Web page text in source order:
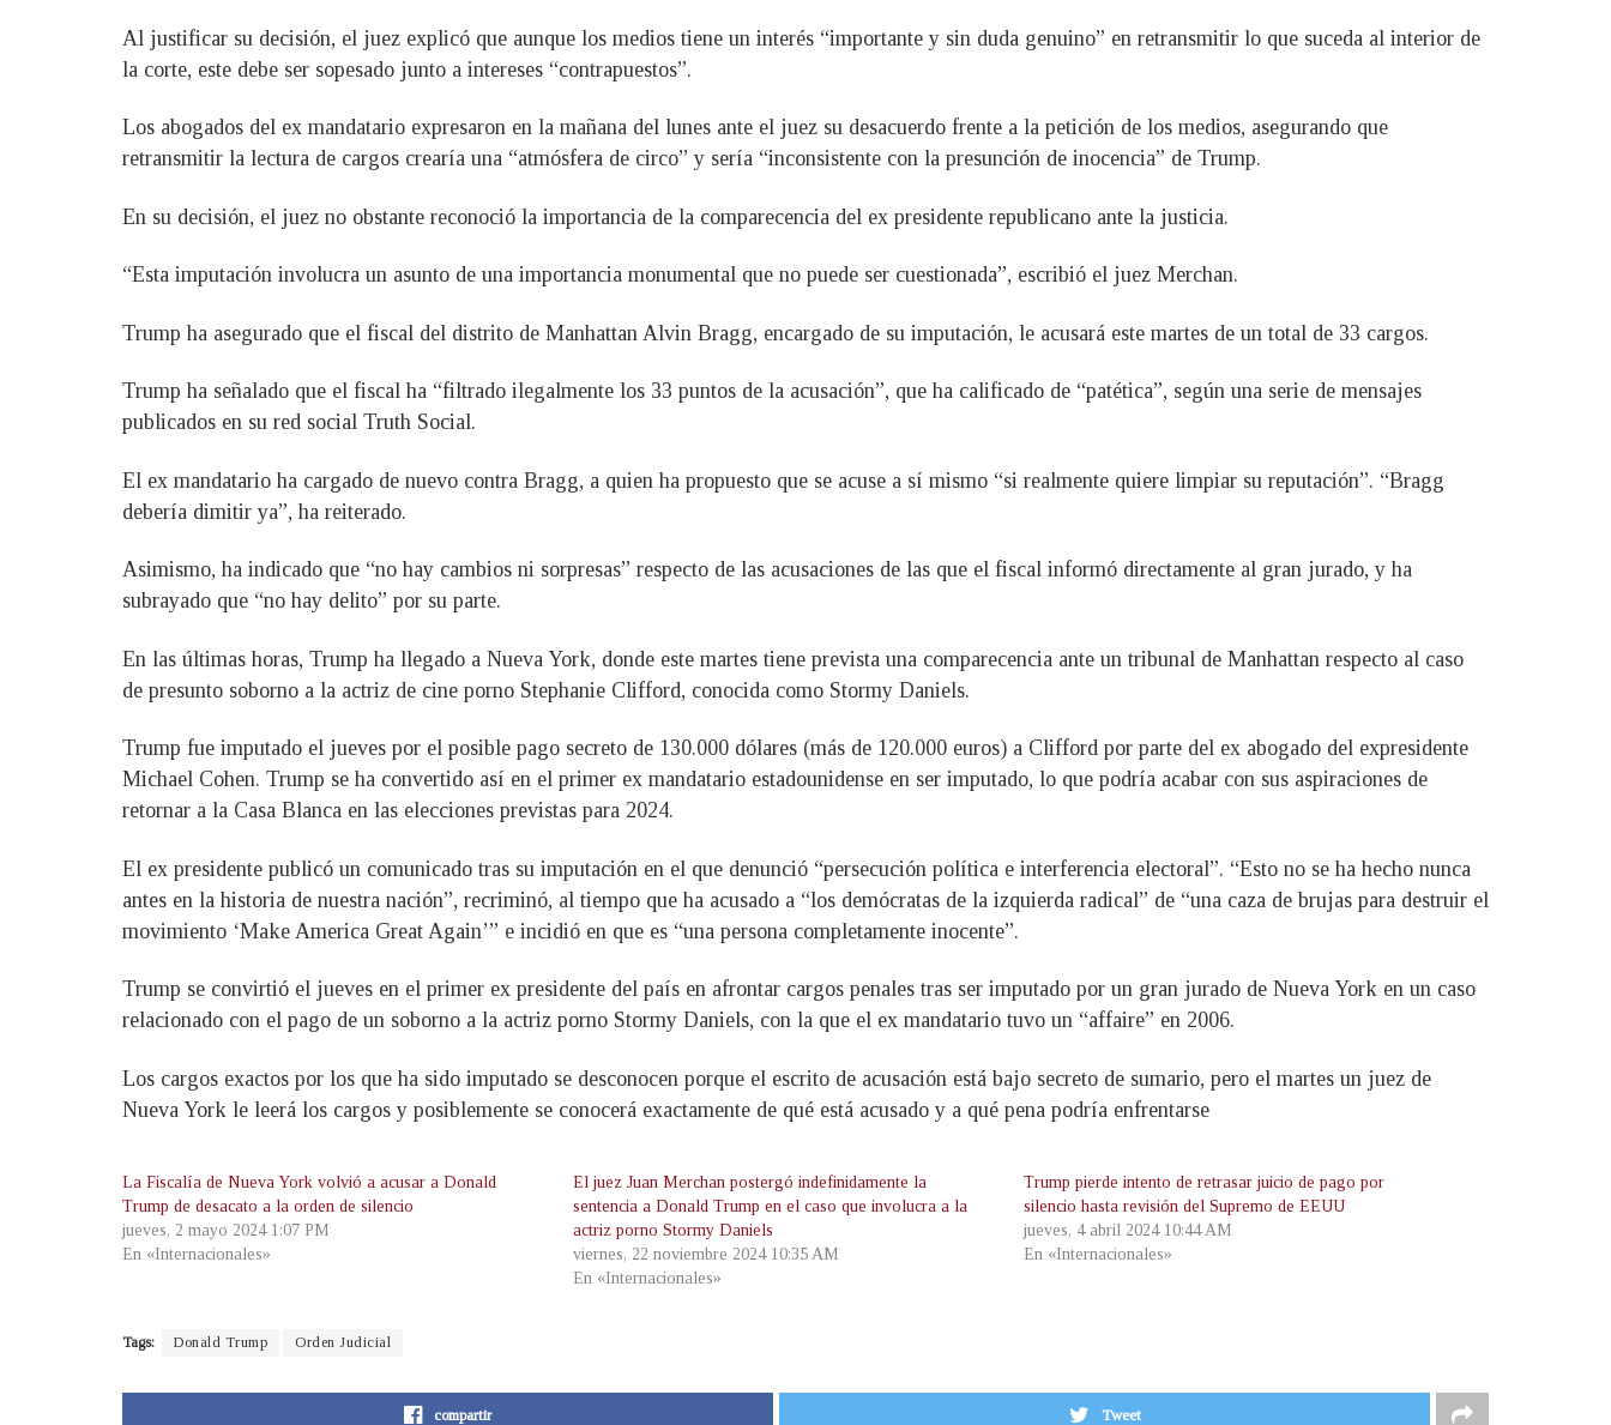
Al justificar su decisión, el juez explicó que aunque los medios tiene un interés “importante y sin duda genuino” en retransmitir lo que suceda al interior de
la corte, este debe ser sopesado junto a intereses “contrapuestos”.
Los abogados del ex mandatario expresaron en la mañana del lunes ante el juez su desacuerdo frente a la petición de los medios, asegurando que
retransmitir la lectura de cargos crearía una “atmósfera de circo” y sería “inconsistente con la presunción de inocencia” de Trump.
En su decisión, el juez no obstante reconoció la importancia de la comparecencia del ex presidente republicano ante la justicia.
“Esta imputación involucra un asunto de una importancia monumental que no puede ser cuestionada”, escribió el juez Merchan.
Trump ha asegurado que el fiscal del distrito de Manhattan Alvin Bragg, encargado de su imputación, le acusará este martes de un total de 33 cargos.
Trump ha señalado que el fiscal ha “filtrado ilegalmente los 33 puntos de la acusación”, que ha calificado de “patética”, según una serie de mensajes
publicados en su red social Truth Social.
El ex mandatario ha cargado de nuevo contra Bragg, a quien ha propuesto que se acuse a sí mismo “si realmente quiere limpiar su reputación”. “Bragg
debería dimitir ya”, ha reiterado.
Asimismo, ha indicado que “no hay cambios ni sorpresas” respecto de las acusaciones de las que el fiscal informó directamente al gran jurado, y ha
subrayado que “no hay delito” por su parte.
En las últimas horas, Trump ha llegado a Nueva York, donde este martes tiene prevista una comparecencia ante un tribunal de Manhattan respecto al caso
de presunto soborno a la actriz de cine porno Stephanie Clifford, conocida como Stormy Daniels.
Trump fue imputado el jueves por el posible pago secreto de 130.000 dólares (más de 120.000 euros) a Clifford por parte del ex abogado del expresidente
Michael Cohen. Trump se ha convertido así en el primer ex mandatario estadounidense en ser imputado, lo que podría acabar con sus aspiraciones de
retornar a la Casa Blanca en las elecciones previstas para 2024.
El ex presidente publicó un comunicado tras su imputación en el que denunció “persecución política e interferencia electoral”. “Esto no se ha hecho nunca
antes en la historia de nuestra nación”, recriminó, al tiempo que ha acusado a “los demócratas de la izquierda radical” de “una caza de brujas para destruir el
movimiento ‘Make America Great Again’” e incidió en que es “una persona completamente inocente”.
Trump se convirtió el jueves en el primer ex presidente del país en afrontar cargos penales tras ser imputado por un gran jurado de Nueva York en un caso
relacionado con el pago de un soborno a la actriz porno Stormy Daniels, con la que el ex mandatario tuvo un “affaire” en 2006.
Los cargos exactos por los que ha sido imputado se desconocen porque el escrito de acusación está bajo secreto de sumario, pero el martes un juez de
Nueva York le leerá los cargos y posiblemente se conocerá exactamente de qué está acusado y a qué pena podría enfrentarse
La Fiscalía de Nueva York volvió a acusar a Donald
Trump de desacato a la orden de silencio
jueves, 2 mayo 2024 1:07 PM
En «Internacionales»
El juez Juan Merchan postergó indefinidamente la
sentencia a Donald Trump en el caso que involucra a la
actriz porno Stormy Daniels
viernes, 22 noviembre 2024 10:35 AM
En «Internacionales»
Trump pierde intento de retrasar juicio de pago por
silencio hasta revisión del Supremo de EEUU
jueves, 4 abril 2024 10:44 AM
En «Internacionales»
Tags: Donald Trump Orden Judicial
compartir Tweet